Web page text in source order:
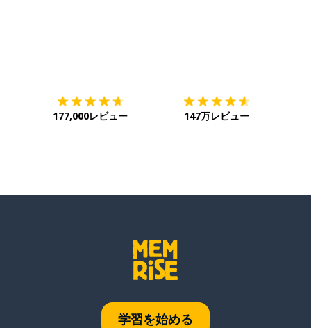
177,000レビュー 147万レビュー
学習を始める